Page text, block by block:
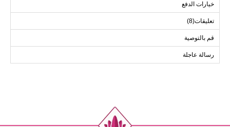
خيارات الدفع
تعليقات(8)
قم بالتوصية
رسالة عاجلة